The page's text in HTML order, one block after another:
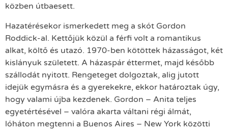
közben útbaesett.
Hazatérésekor ismerkedett meg a skót Gordon
Roddick-al. Kettőjük közül a férfi volt a romantikus
alkat, költő és utazó. 1970-ben kötöttek házasságot, két
kislányuk született. A házaspár éttermet, majd később
szállodát nyitott. Rengeteget dolgoztak, alig jutott
idejük egymásra és a gyerekekre, ekkor határoztak úgy,
hogy valami újba kezdenek. Gordon – Anita teljes
egyetértésével – valóra akarta váltani régi álmát,
lóháton megtenni a Buenos Aires – New York közötti